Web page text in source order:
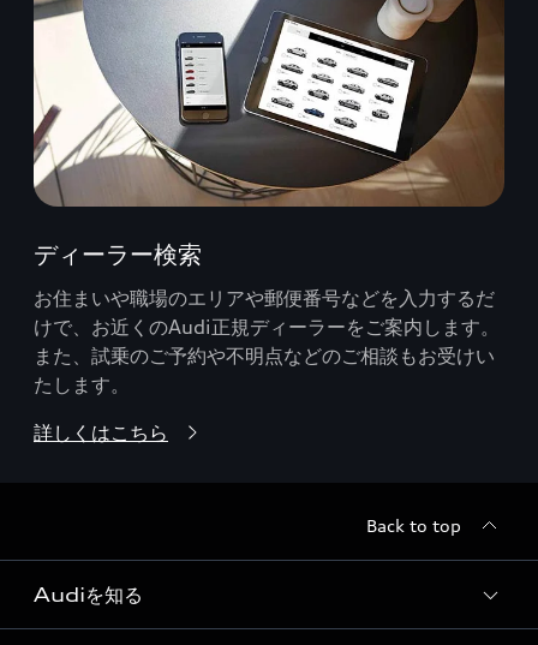
ディーラー検索
お住まいや職場のエリアや郵便番号などを入力するだ
けで、お近くのAudi正規ディーラーをご案内します。
また、試乗のご予約や不明点などのご相談もお受けい
たします。
詳しくはこちら
Back to top
Audiを知る